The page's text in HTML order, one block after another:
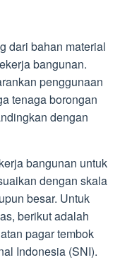
dari bahan material
bangunan.
penggunaan
tenaga borongan
dengan
bangunan untuk
dengan skala
besar. Untuk
berikut adalah
pagar tembok
Indonesia (SNI).